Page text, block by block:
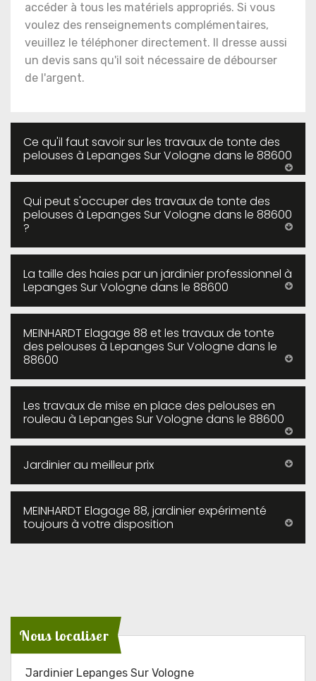
accéder à tous les matériels appropriés. Si vous
voulez des renseignements complémentaires,
veuillez le téléphoner directement. Il dresse aussi
un devis sans qu'il soit nécessaire de débourser
de l'argent.
Ce qu'il faut savoir sur les travaux de tonte des
pelouses à Lepanges Sur Vologne dans le 88600
Qui peut s'occuper des travaux de tonte des
pelouses à Lepanges Sur Vologne dans le 88600
?
La taille des haies par un jardinier professionnel à
Lepanges Sur Vologne dans le 88600
MEINHARDT Elagage 88 et les travaux de tonte
des pelouses à Lepanges Sur Vologne dans le
88600
Les travaux de mise en place des pelouses en
rouleau à Lepanges Sur Vologne dans le 88600
Jardinier au meilleur prix
MEINHARDT Elagage 88, jardinier expérimenté
toujours à votre disposition
Nous localiser
Jardinier Lepanges Sur Vologne